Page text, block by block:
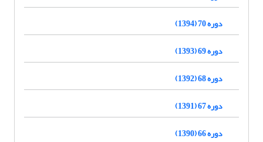
دوره 70 (1394)
دوره 69 (1393)
دوره 68 (1392)
دوره 67 (1391)
دوره 66 (1390)